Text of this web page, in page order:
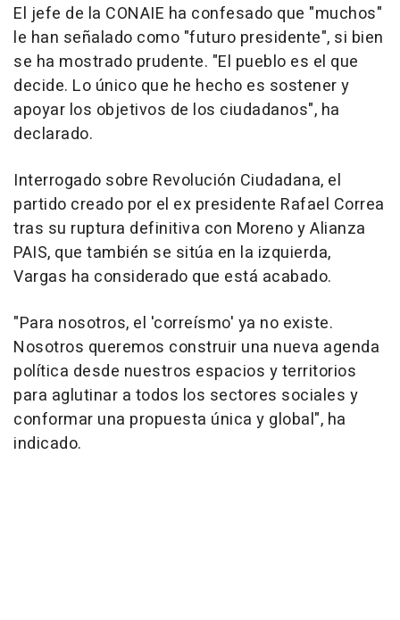
El jefe de la CONAIE ha confesado que "muchos"
le han señalado como "futuro presidente", si bien
se ha mostrado prudente. "El pueblo es el que
decide. Lo único que he hecho es sostener y
apoyar los objetivos de los ciudadanos", ha
declarado.
Interrogado sobre Revolución Ciudadana, el
partido creado por el ex presidente Rafael Correa
tras su ruptura definitiva con Moreno y Alianza
PAIS, que también se sitúa en la izquierda,
Vargas ha considerado que está acabado.
"Para nosotros, el 'correísmo' ya no existe.
Nosotros queremos construir una nueva agenda
política desde nuestros espacios y territorios
para aglutinar a todos los sectores sociales y
conformar una propuesta única y global", ha
indicado.